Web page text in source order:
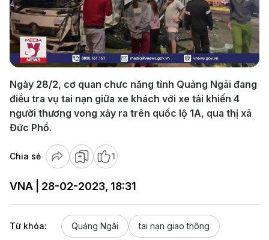
Play
Video
Ngày 28/2, cơ quan chưc năng tỉnh Quảng Ngãi đang
điều tra vụ tai nạn giữa xe khách với xe tải khiến 4
người thương vong xảy ra trên quốc lộ 1A, qua thị xã
Đức Phổ.
Chia sẻ 1
VNA | 28-02-2023, 18:31
Từ khóa: Quảng Ngãi tai nạn giao thông